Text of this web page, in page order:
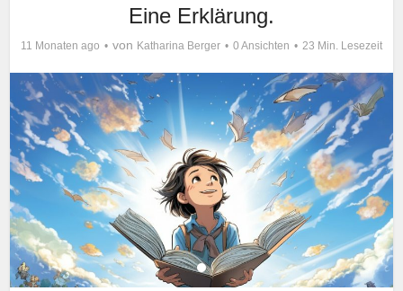
Eine Erklärung.
11 Monaten ago von Katharina Berger 0 Ansichten 23 Min. Lesezeit